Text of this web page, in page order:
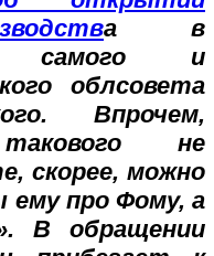
а в
самого и
облсовета
Впрочем,
не
скорее, можно
про Фому, а
В обращении